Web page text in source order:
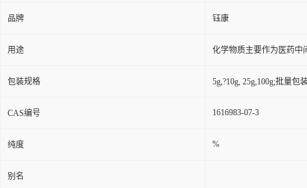
品牌 钰康
用途 化学物质主要作为医药中
包装规格 5g,?10g, 25g,100g;批量包
CAS编号 1616983-07-3
纯度 %
别名